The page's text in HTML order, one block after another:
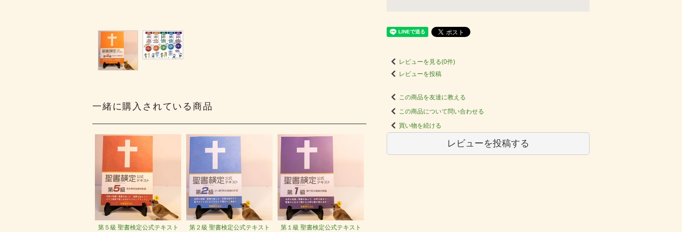
一緒に購入されている商品
第５級 聖書検定公式テキスト
第２級 聖書検定公式テキスト
第１級 聖書検定公式テキスト
レビューを見る(0件)
レビューを投稿
この商品を友達に教える
この商品について問い合わせる
買い物を続ける
レビューを投稿する